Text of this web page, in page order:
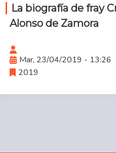
La biografía de fray
Alonso de Zamora
Mar, 23/04/2019 - 13:26
2019